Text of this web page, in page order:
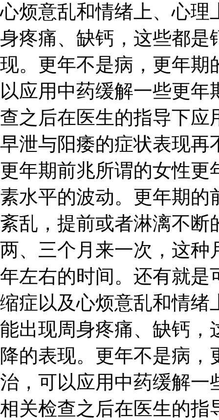
心烦意乱和情绪上、心理
身疼痛、缺钙，这些都是
现。更年不是病，更年期
以应用中药缓解一些更
查之后在医生的指导下应
早泄与阳痿的症状表现
更年期前兆所谓的女性更
素水平的波动。更年期的
紊乱，提前或者淋漓不断
两、三个月来一次，这种
年左右的时间。还有就是
缩症以及心烦意乱和情绪
能出现周身疼痛、缺钙，
降的表现。更年不是病
治，可以应用中药缓解一
相关检查之后在医生的指